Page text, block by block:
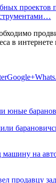
проектов
в
Google+
юные
на
продавцу